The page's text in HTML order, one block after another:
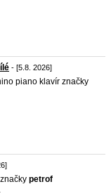
- [5.8. 2026]
piano klavír značky
petrof